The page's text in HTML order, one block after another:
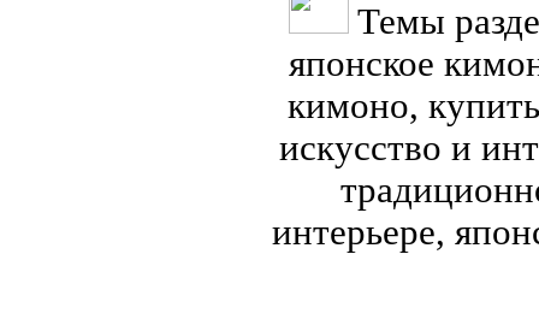
Темы
японское
кимоно,
искусство и
интерьере,